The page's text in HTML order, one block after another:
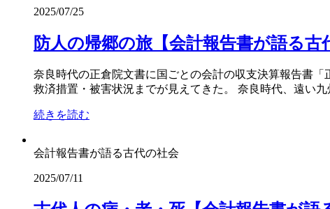
2025/07/25
防人の帰郷の旅【会計報告書が語る古
奈良時代の正倉院文書に国ごとの会計の収支決算報告書
救済措置・被害状況までが見えてきた。 奈良時代、遠い
続きを読む
会計報告書が語る古代の社会
2025/07/11